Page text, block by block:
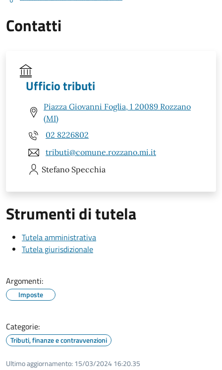
Contatti
Ufficio tributi
Piazza Giovanni Foglia, 1 20089 Rozzano
(MI)
02 8226802
tributi@comune.rozzano.mi.it
Stefano Specchia
Strumenti di tutela
Tutela amministrativa
Tutela giurisdizionale
Argomenti:
Imposte
Categorie:
Tributi, finanze e contravvenzioni
Ultimo aggiornamento: 15/03/2024 16:20.35